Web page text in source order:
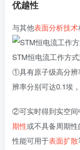
优越性
与其他表面分析技术
STM恒电流工作方
①具有原子级高分辨
辨率分别可达0.1埃
②可实时得到实空间
期性或不具备周期性
性能可用于表面扩散